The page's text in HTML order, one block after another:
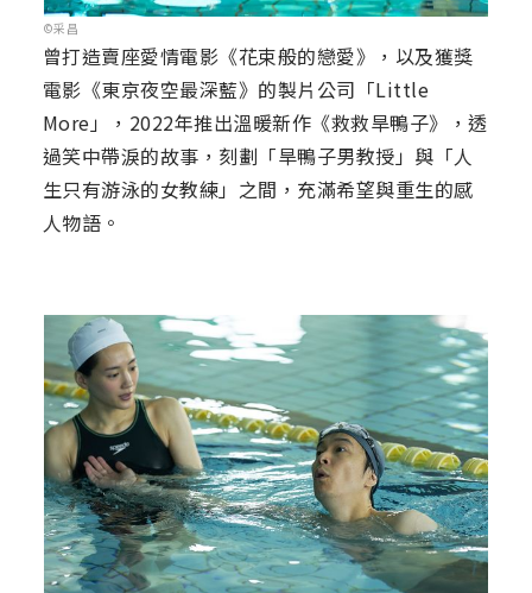
©采昌
曾打造賣座愛情電影《花束般的戀愛》，以及獲獎
電影《東京夜空最深藍》的製片公司「Little
More」，2022年推出溫暖新作《救救旱鴨子》，透
過笑中帶淚的故事，刻劃「旱鴨子男教授」與「人
生只有游泳的女教練」之間，充滿希望與重生的感
人物語。